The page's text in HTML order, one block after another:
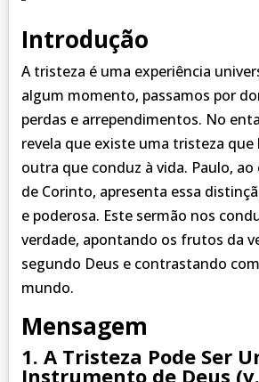
Introdução
A tristeza é uma experiência
algum momento, passamos por
perdas e arrependimentos. No
revela que existe uma tristeza que
outra que conduz à vida. Paulo, ao
de Corinto, apresenta essa
e poderosa. Este sermão nos
verdade, apontando os frutos da
segundo Deus e contrastando
mundo.
Mensagem
1. A Tristeza Pode Ser
Instrumento de Deus